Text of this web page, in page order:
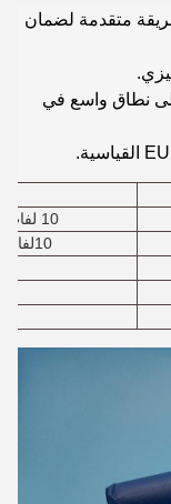
متقدمة لضمان
نطاق واسع في
10 لفات / الشركة التونسية للملاحة
10 لفات/